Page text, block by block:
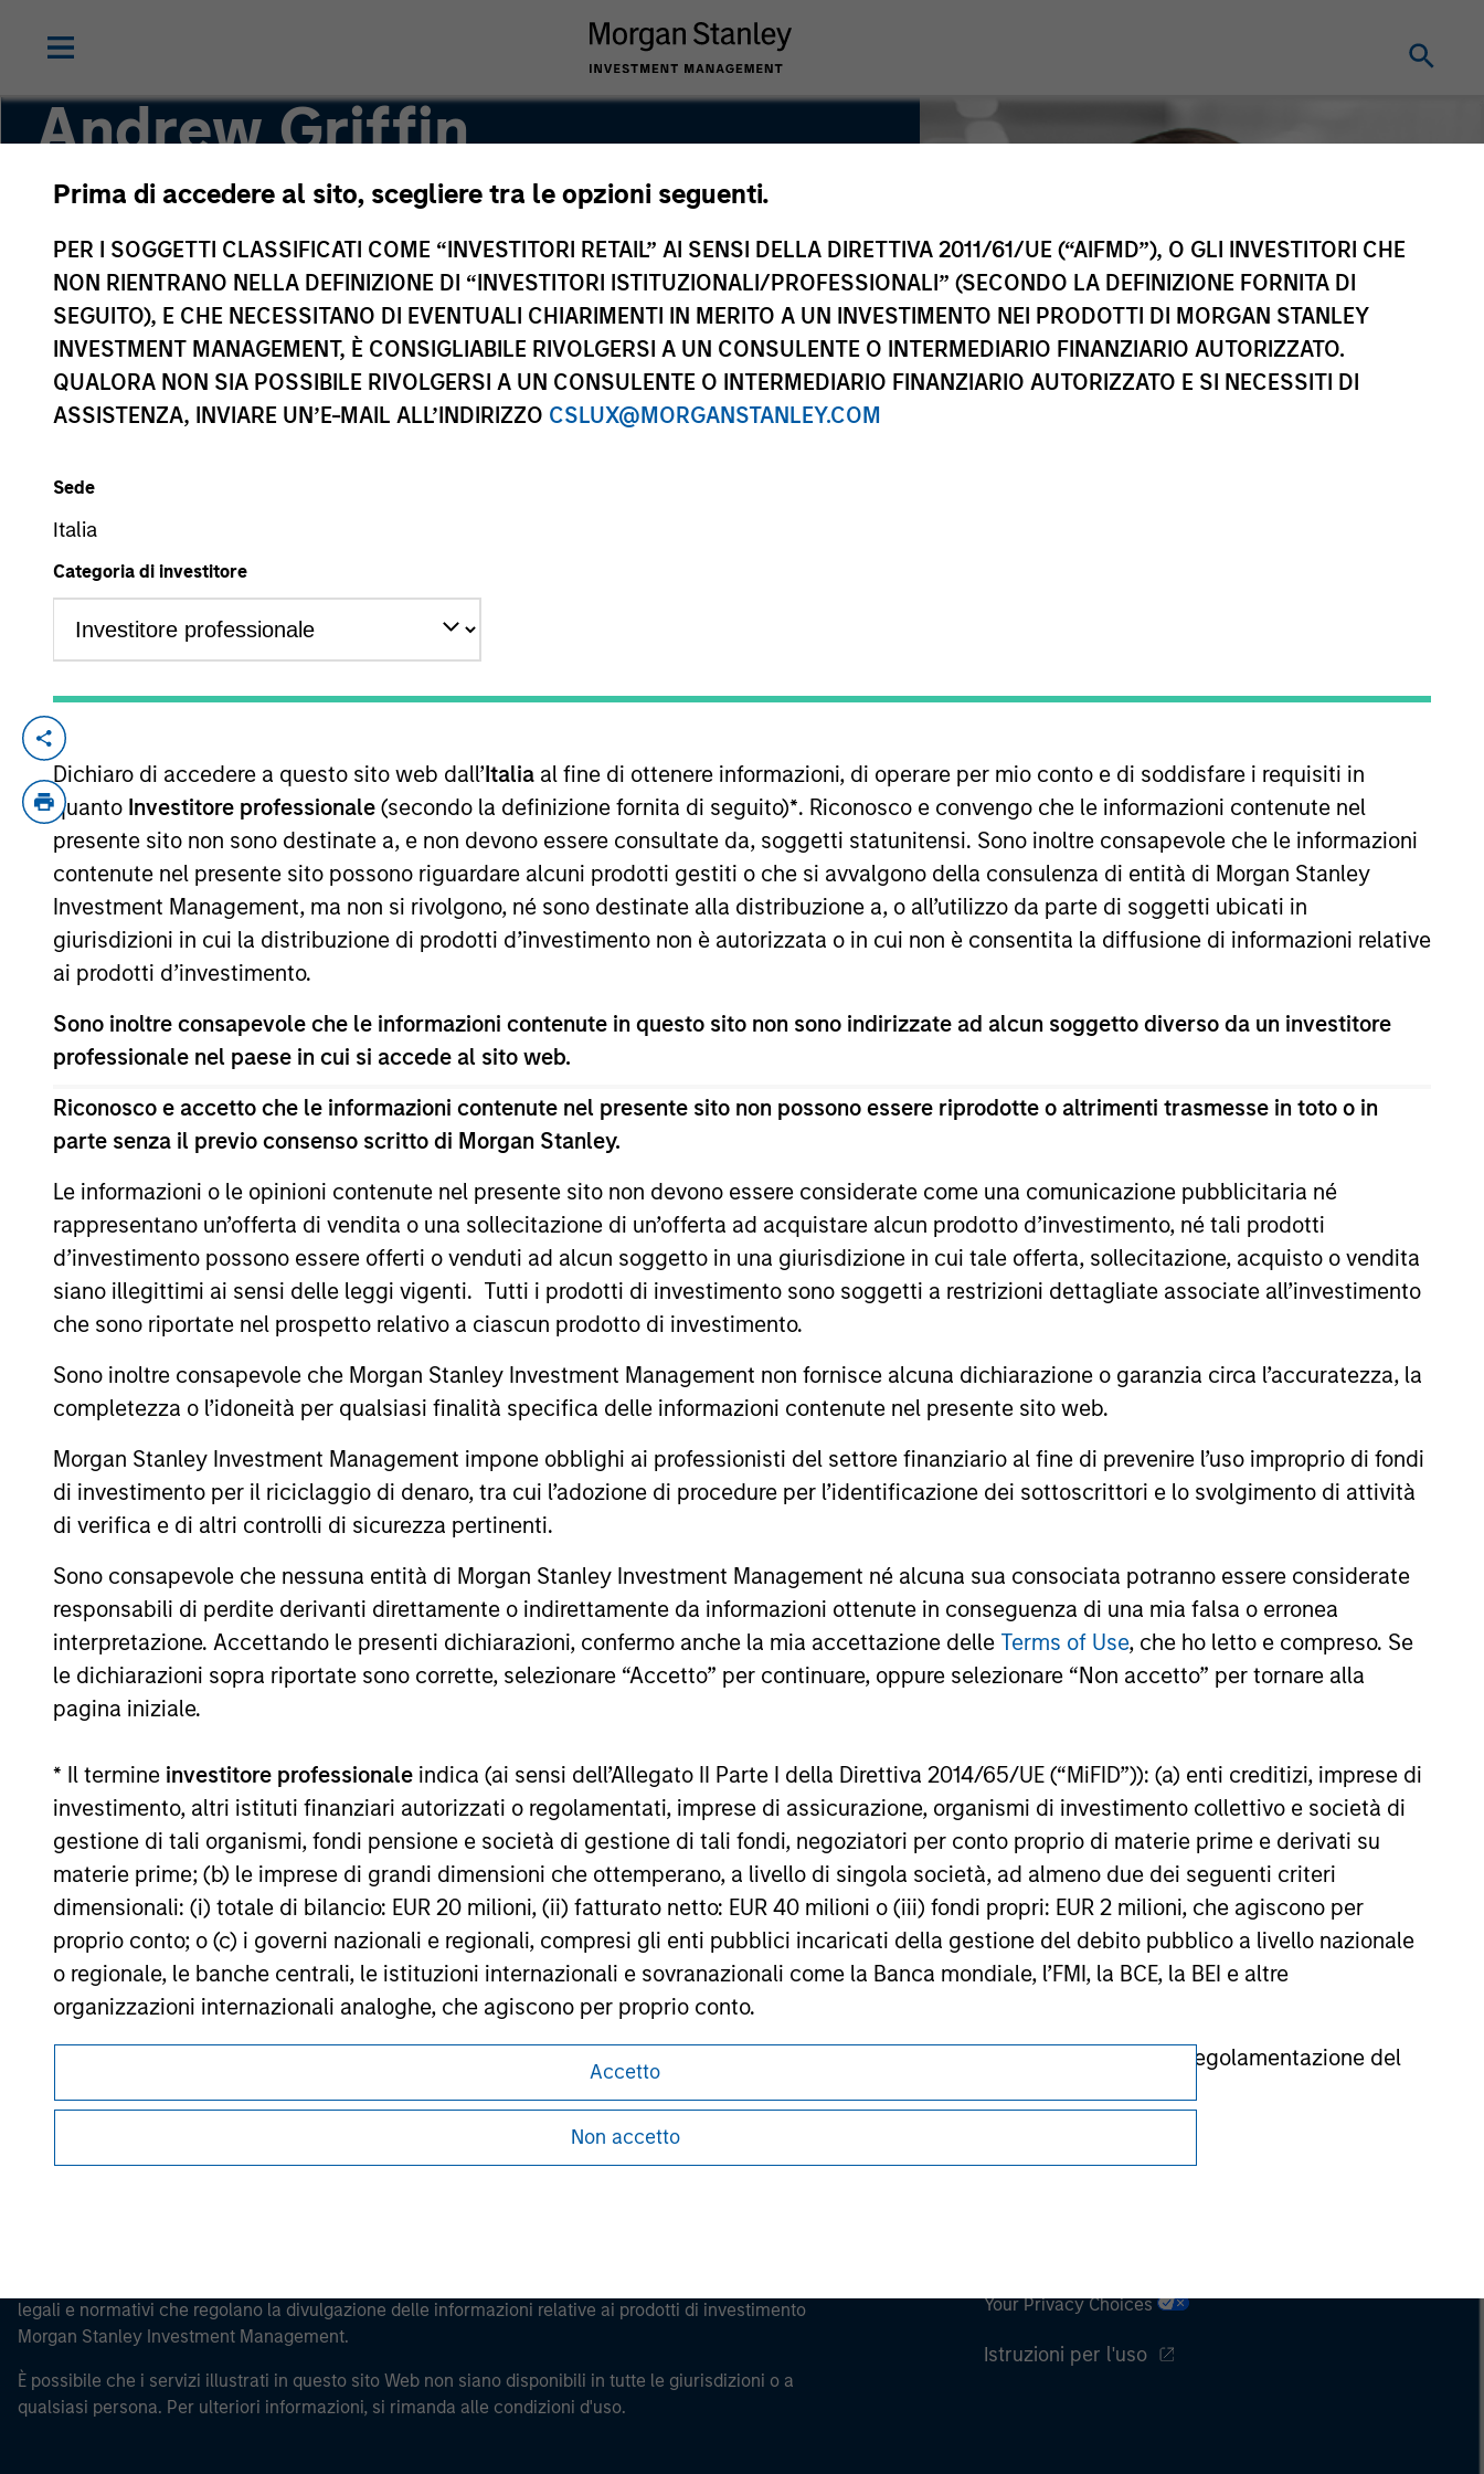
Prima di accedere al sito, scegliere tra le opzioni seguenti.
PER I SOGGETTI CLASSIFICATI COME “INVESTITORI RETAIL” AI SENSI DELLA DIRETTIVA 2011/61/UE (“AIFMD”), O GLI INVESTITORI CHE
NON RIENTRANO NELLA DEFINIZIONE DI “INVESTITORI ISTITUZIONALI/PROFESSIONALI” (SECONDO LA DEFINIZIONE FORNITA DI
SEGUITO), E CHE NECESSITANO DI EVENTUALI CHIARIMENTI IN MERITO A UN INVESTIMENTO NEI PRODOTTI DI MORGAN STANLEY
INVESTMENT MANAGEMENT, È CONSIGLIABILE RIVOLGERSI A UN CONSULENTE O INTERMEDIARIO FINANZIARIO AUTORIZZATO.
QUALORA NON SIA POSSIBILE RIVOLGERSI A UN CONSULENTE O INTERMEDIARIO FINANZIARIO AUTORIZZATO E SI NECESSITI DI
ASSISTENZA, INVIARE UN’E-MAIL ALL’INDIRIZZO CSLUX@MORGANSTANLEY.COM
Sede
Italia
Categoria di investitore
Dichiaro di accedere a questo sito web dall’Italia al fine di ottenere informazioni, di operare per mio conto e di soddisfare i requisiti in
quanto Investitore professionale (secondo la definizione fornita di seguito)*. Riconosco e convengo che le informazioni contenute nel
presente sito non sono destinate a, e non devono essere consultate da, soggetti statunitensi. Sono inoltre consapevole che le informazioni
contenute nel presente sito possono riguardare alcuni prodotti gestiti o che si avvalgono della consulenza di entità di Morgan Stanley
Investment Management, ma non si rivolgono, né sono destinate alla distribuzione a, o all’utilizzo da parte di soggetti ubicati in
giurisdizioni in cui la distribuzione di prodotti d’investimento non è autorizzata o in cui non è consentita la diffusione di informazioni relative
ai prodotti d’investimento.
Sono inoltre consapevole che le informazioni contenute in questo sito non sono indirizzate ad alcun soggetto diverso da un investitore
professionale nel paese in cui si accede al sito web.
Riconosco e accetto che le informazioni contenute nel presente sito non possono essere riprodotte o altrimenti trasmesse in toto o in
parte senza il previo consenso scritto di Morgan Stanley.
Le informazioni o le opinioni contenute nel presente sito non devono essere considerate come una comunicazione pubblicitaria né
rappresentano un’offerta di vendita o una sollecitazione di un’offerta ad acquistare alcun prodotto d’investimento, né tali prodotti
d’investimento possono essere offerti o venduti ad alcun soggetto in una giurisdizione in cui tale offerta, sollecitazione, acquisto o vendita
siano illegittimi ai sensi delle leggi vigenti. Tutti i prodotti di investimento sono soggetti a restrizioni dettagliate associate all’investimento
che sono riportate nel prospetto relativo a ciascun prodotto di investimento.
Sono inoltre consapevole che Morgan Stanley Investment Management non fornisce alcuna dichiarazione o garanzia circa l’accuratezza, la
completezza o l’idoneità per qualsiasi finalità specifica delle informazioni contenute nel presente sito web.
Morgan Stanley Investment Management impone obblighi ai professionisti del settore finanziario al fine di prevenire l’uso improprio di fondi
di investimento per il riciclaggio di denaro, tra cui l’adozione di procedure per l’identificazione dei sottoscrittori e lo svolgimento di attività
di verifica e di altri controlli di sicurezza pertinenti.
Sono consapevole che nessuna entità di Morgan Stanley Investment Management né alcuna sua consociata potranno essere considerate
responsabili di perdite derivanti direttamente o indirettamente da informazioni ottenute in conseguenza di una mia falsa o erronea
interpretazione. Accettando le presenti dichiarazioni, confermo anche la mia accettazione delle Terms of Use, che ho letto e compreso. Se
le dichiarazioni sopra riportate sono corrette, selezionare “Accetto” per continuare, oppure selezionare “Non accetto” per tornare alla
pagina iniziale.
* Il termine investitore professionale indica (ai sensi dell’Allegato II Parte I della Direttiva 2014/65/UE (“MiFID”)): (a) enti creditizi, imprese di
investimento, altri istituti finanziari autorizzati o regolamentati, imprese di assicurazione, organismi di investimento collettivo e società di
gestione di tali organismi, fondi pensione e società di gestione di tali fondi, negoziatori per conto proprio di materie prime e derivati su
materie prime; (b) le imprese di grandi dimensioni che ottemperano, a livello di singola società, ad almeno due dei seguenti criteri
dimensionali: (i) totale di bilancio: EUR 20 milioni, (ii) fatturato netto: EUR 40 milioni o (iii) fondi propri: EUR 2 milioni, che agiscono per
proprio conto; o (c) i governi nazionali e regionali, compresi gli enti pubblici incaricati della gestione del debito pubblico a livello nazionale
o regionale, le banche centrali, le istituzioni internazionali e sovranazionali come la Banca mondiale, l’FMI, la BCE, la BEI e altre
organizzazioni internazionali analoghe, che agiscono per proprio conto.
Si osservi che la definizione di Investitore professionale potrebbe non essere una definizione fornita dall’autorità di regolamentazione del
Accetto
Non accetto
Andrew Griffin
Executive Director
YEARS OF INDUSTRY EXPERIENCE
15 Years
Partners in 2017 after completing graduate school. From 2013 to 2015, Mr. Griffin was an Associate at Lindsay Goldberg and, from
2011 to 2013, he worked as an Analyst in the Mergers & Acquisitions group of Bank of America Merrill Lynch. He currently serves
on the Board of Directors of Catalyst Energy Services, Mission Creek Resources and SolMicroGrid, all current MSEP portfolio
companies. Mr. Griffin holds an A.B. in Economics, magna cum laude, from Harvard College and an M.B.A. from the Wharton
School of the University of Pennsylvania where he was a Palmer Scholar.
Approfondimenti correlati
PRESS RELEASE
Morgan Stanley Energy
Partners Announces
SolMicroGrid
Investment funds managed by Morgan
Stanley Energy Partners (MSEP), part of
Morgan Stanley Investment Management,
completed an investment in Alpharetta,
Georgia-based SolMicroGrid. This
strategic partnership will support the
offers innovative microgrid solutions
through an Energy-as-a-Service (EaaS)
business model.
ALTS IN FOCUS
Private Equity 2026 Midyear
Outlook
The foundation for a multi-year recovery
is now in place. The next phase depends
less on direction than on breadth.
ALTS IN FOCUS
Private Equity 2026 Outlook
exits and distributions to PE investors.
Learn why in our 2026 Private Equity
May not represent all Team Members.
purchase or sale would be unlawful under the securities, insurance or other laws of such jurisdiction.
All investing involves risks, including a loss of principal.
Please refer to the strategy detail page for important information on the strategy, including additional risk considerations.
Morgan Stanley
legali e normativi che regolano la divulgazione delle informazioni relative ai prodotti di investimento
Morgan Stanley Investment Management.
È possibile che i servizi illustrati in questo sito Web non siano disponibili in tutte le giurisdizioni o a
qualsiasi persona. Per ulteriori informazioni, si rimanda alle condizioni d'uso.
Your Privacy Choices
Istruzioni per l'uso